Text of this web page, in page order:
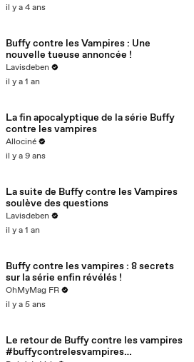
il y a 4 ans
Buffy contre les Vampires : Une
nouvelle tueuse annoncée !
Lavisdeben
il y a 1 an
La fin apocalyptique de la série Buffy
contre les vampires
Allociné
il y a 9 ans
La suite de Buffy contre les Vampires
soulève des questions
Lavisdeben
il y a 1 an
Buffy contre les vampires : 8 secrets
sur la série enfin révélés !
OhMyMag FR
il y a 5 ans
Le retour de Buffy contre les vampires
#buffycontrelesvampires